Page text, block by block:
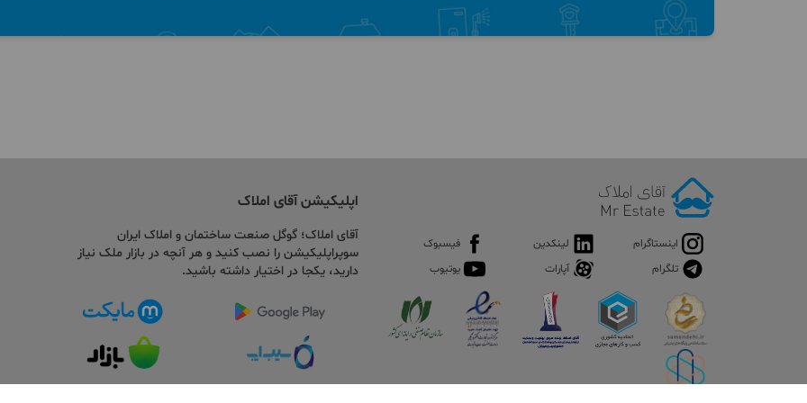
اینستاگرام لینکدین
فیسبوک
تلگرام
آپارات یوتیوب
اپلیکیشن آقای املاک
آقای املاک؛ گوگل صنعت ساختمان و املاک ایران
سوپراپلیکیشن را نصب کنید و هر آنچه در بازار ملک نیاز
دارید، یکجا در اختیار داشته باشید.